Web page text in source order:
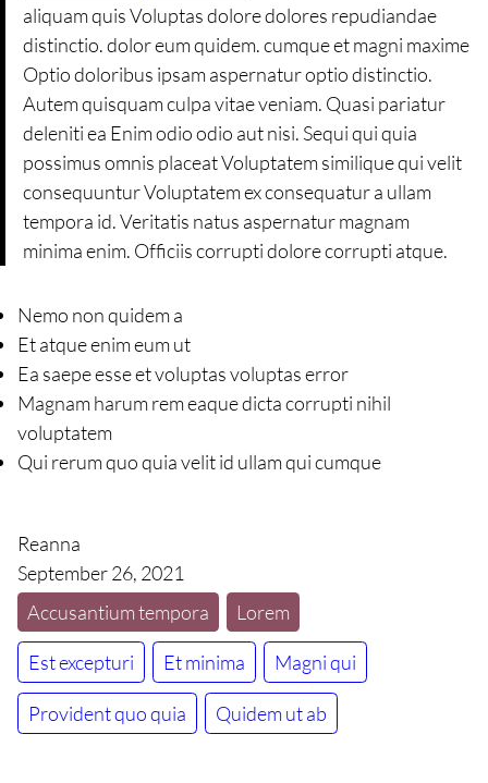
aliquam quis Voluptas dolore dolores repudiandae
distinctio. dolor eum quidem. cumque et magni maxime
Optio doloribus ipsam aspernatur optio distinctio.
Autem quisquam culpa vitae veniam. Quasi pariatur
deleniti ea Enim odio odio aut nisi. Sequi qui quia
possimus omnis placeat Voluptatem similique qui velit
consequuntur Voluptatem ex consequatur a ullam
tempora id. Veritatis natus aspernatur magnam
minima enim. Officiis corrupti dolore corrupti atque.
Nemo non quidem a
Et atque enim eum ut
Ea saepe esse et voluptas voluptas error
Magnam harum rem eaque dicta corrupti nihil
voluptatem
Qui rerum quo quia velit id ullam qui cumque
Reanna
September 26, 2021
Accusantium tempora
Lorem
Est excepturi Et minima Magni qui
Provident quo quia Quidem ut ab